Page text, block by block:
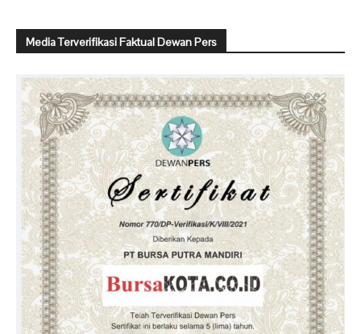
Media Terverifikasi Faktual Dewan Pers